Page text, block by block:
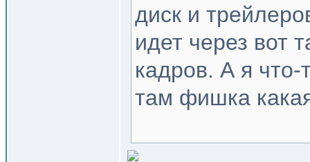
диск и
идет через вот
кадров. А я что-
там фишка